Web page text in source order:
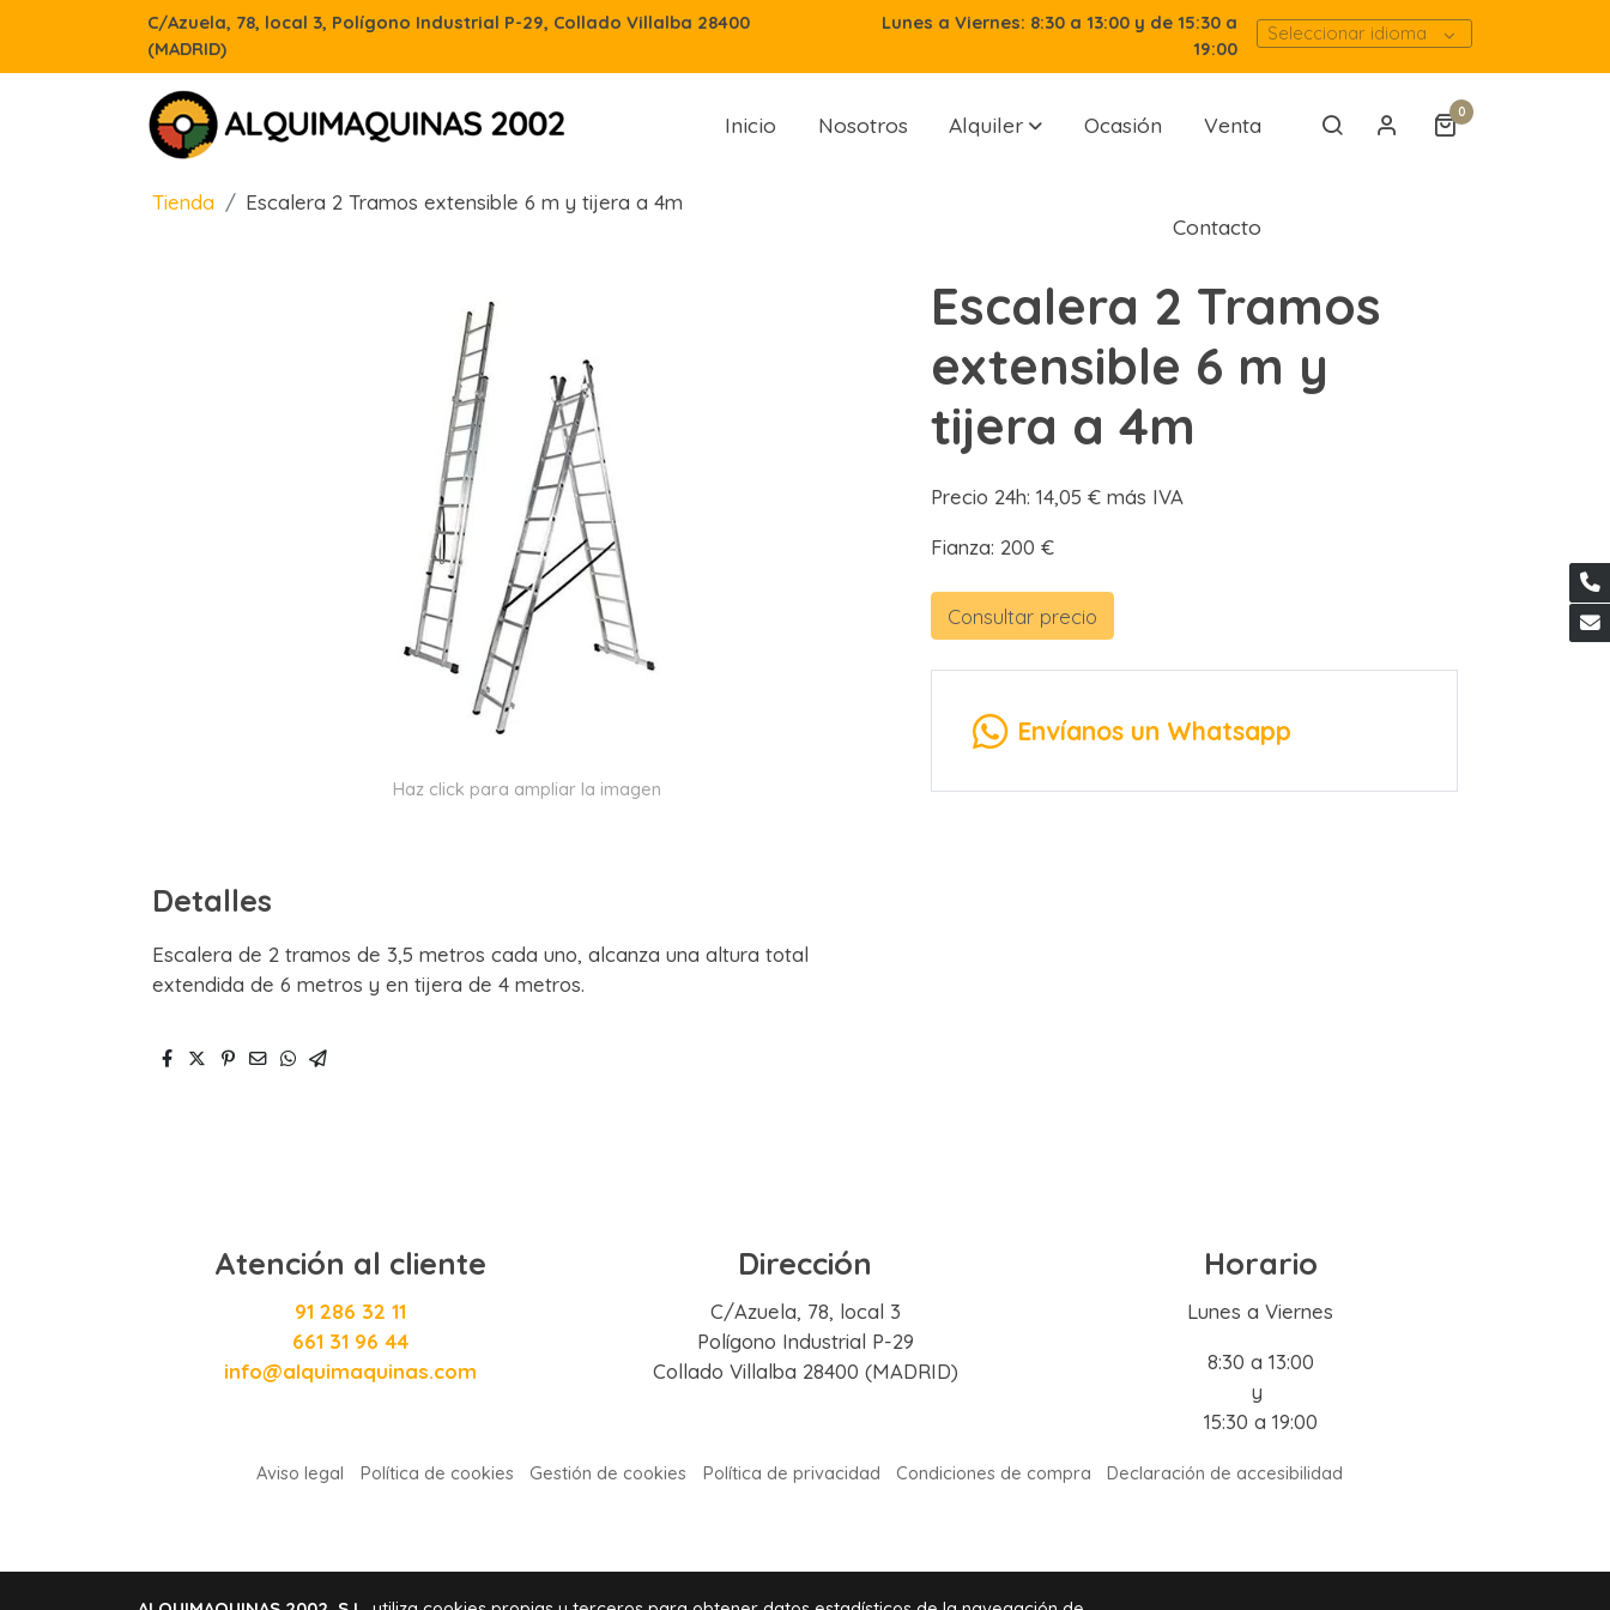
C/Azuela, 78, local 3, Polígono Industrial P-29, Collado Villalba 28400
(MADRID)
Lunes a Viernes: 8:30 a 13:00 y de 15:30 a
19:00
Seleccionar idioma
Inicio Nosotros Alquiler Ocasión Venta
Contacto
0
Tienda Escalera 2 Tramos extensible 6 m y tijera a 4m
Haz click para ampliar la imagen
Detalles
Escalera de 2 tramos de 3,5 metros cada uno, alcanza una altura total
extendida de 6 metros y en tijera de 4 metros.
Escalera 2 Tramos
extensible 6 m y
tijera a 4m
Precio 24h: 14,05 € más IVA
Fianza: 200 €
Consultar precio
Envíanos un Whatsapp
Atención al cliente
91 286 32 11
661 31 96 44
info@alquimaquinas.com
Dirección
C/Azuela, 78, local 3
Polígono Industrial P-29
Collado Villalba 28400 (MADRID)
Horario
Lunes a Viernes
8:30 a 13:00
y
15:30 a 19:00
Aviso legal Política de cookies Gestión de cookies Política de privacidad Condiciones de compra Declaración de accesibilidad